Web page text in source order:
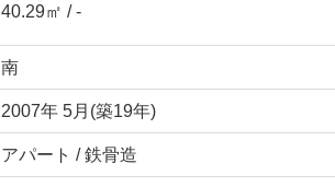
40.29㎡ / -
南
2007年 5月(築19年)
アパート / 鉄骨造